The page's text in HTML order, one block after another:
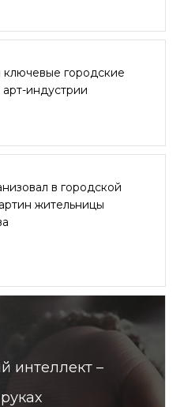
ключевые городские
индустрии
в городской
жительницы
интеллект –